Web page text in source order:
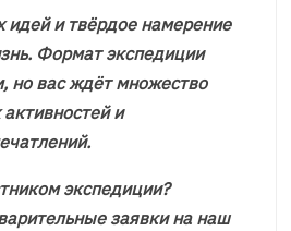
идей и твёрдое намерение
Формат экспедиции
но вас ждёт множество
и
экспедиции?
заявки на наш